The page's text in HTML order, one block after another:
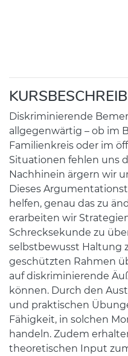
Diskriminierende
allgegenwärtig – ob im
Familienkreis oder im
Situationen fehlen uns
Nachhinein ärgern wir
Dieses
helfen, genau das zu
erarbeiten wir
Schrecksekunde zu
selbstbewusst Haltung
geschützten Rahmen
auf diskriminierende
können. Durch den
und praktischen
Fähigkeit, in solchen
handeln. Zudem
theoretischen Input